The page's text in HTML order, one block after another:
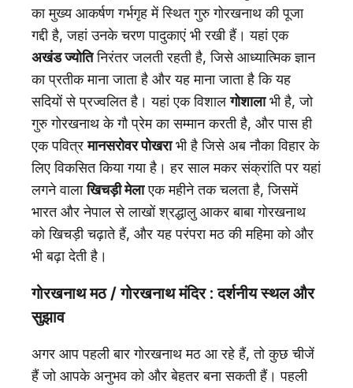
का मुख्य आकर्षण गर्भगृह में स्थित गुरु गोरखनाथ की पूजा
गद्दी है, जहां उनके चरण पादुकाएं भी रखी हैं। यहां एक
अखंड ज्योतिनिरंतर जलती रहती है, जिसे आध्यात्मिक ज्ञान
का प्रतीक माना जाता है और यह माना जाता है कि यह
सदियों से प्रज्वलित है। यहां एक विशालगोशालाभी है, जो
गुरु गोरखनाथ के गौ प्रेम का सम्मान करती है, और पास ही
एक पवित्रमानसरोवर पोखराभी है जिसे अब नौका विहार के
लिए विकसित किया गया है। हर साल मकर संक्रांति पर यहां
लगने वालाखिचड़ी मेलाएक महीने तक चलता है, जिसमें
भारत और नेपाल से लाखों श्रद्धालु आकर बाबा गोरखनाथ
को खिचड़ी चढ़ाते हैं, और यह परंपरा मठ की महिमा को और
भी बढ़ा देती है।
गोरखनाथ मठ /गोरखनाथ मंदिर : दर्शनीय स्थल और
सुझाव
अगर आप पहली बार गोरखनाथ मठ आ रहे हैं, तो कुछ चीजें
हैं जो आपके अनुभव को और बेहतर बना सकती हैं। पहली